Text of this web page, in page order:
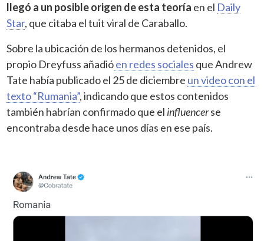
llegó a un posible origen de esta teoría en el Daily
Star, que citaba el tuit viral de Caraballo.
Sobre la ubicación de los hermanos detenidos, el
propio Dreyfuss añadióen redes sociales que Andrew
Tate había publicado el 25 de diciembre un video con el
texto “Rumania”, indicando que estos contenidos
también habrían confirmado que el influencerse
encontraba desde hace unos días en ese país.